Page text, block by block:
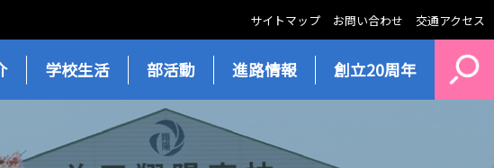
サイトマップ お問い合わせ 交通アクセス
学校生活 部活動 進路情報 創立20周年